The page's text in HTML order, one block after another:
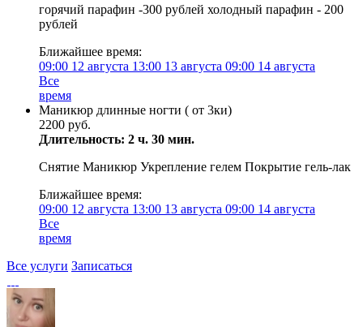
горячий парафин -300 рублей холодный парафин - 200
рублей
Ближайшее время:
09:00 12 августа 13:00 13 августа 09:00 14 августа
Все
время
Маникюр длинные ногти ( от 3ки)
2200 руб.
Длительность: 2 ч. 30 мин.
Снятие Маникюр Укрепление гелем Покрытие гель-лак
Ближайшее время:
09:00 12 августа 13:00 13 августа 09:00 14 августа
Все
время
Все услуги Записаться